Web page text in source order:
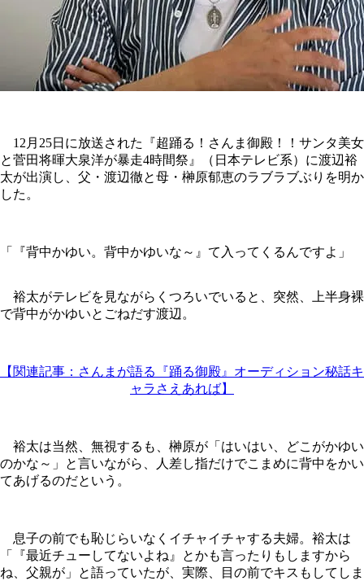
12月25日に放送された『超踊る！さんま御殿！！サンタ美女
と菅田将暉大泉洋が暴走4時間祭』（日本テレビ系）に渡辺裕
太が出演し、父・渡辺徹と母・榊原郁恵のラブラブぶりを明か
した。
「『背中かゆい。背中かゆいな～』て入ってくるんですよ」
裕太がテレビを見ながらくつろいでいると、突然、上半身裸
で背中がかゆいとごねだす渡辺。
【関連記事：さんまが語る『踊る御殿』オーディション秘話キ
ャラさえあれば】
裕太は当然、無視するも、榊原が「はいはい、どこがかゆい
のかな～」と言いながら、人差し指だけでこまめに背中をかい
てあげるのだという。
息子の前でも恥じらいなくイチャイチャする夫婦。裕太は
「『最近チューしてないよね』とかも言ったりもしますから
ね、父親が」と語っていたが、実際、目の前でキスもしてしま